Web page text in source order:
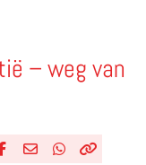
– weg van